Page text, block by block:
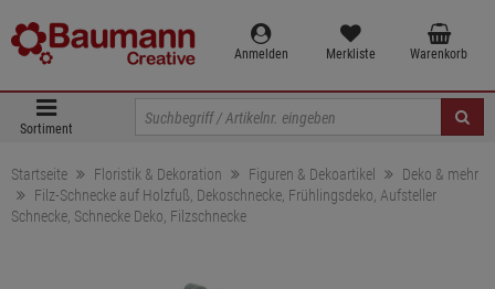
Anmelden Merkliste Warenkorb
Sortiment
Startseite Floristik & Dekoration Figuren & Dekoartikel
Deko & mehr
Filz-Schnecke auf Holzfuß, Dekoschnecke, Frühlingsdeko, Aufsteller
Schnecke, Schnecke Deko, Filzschnecke